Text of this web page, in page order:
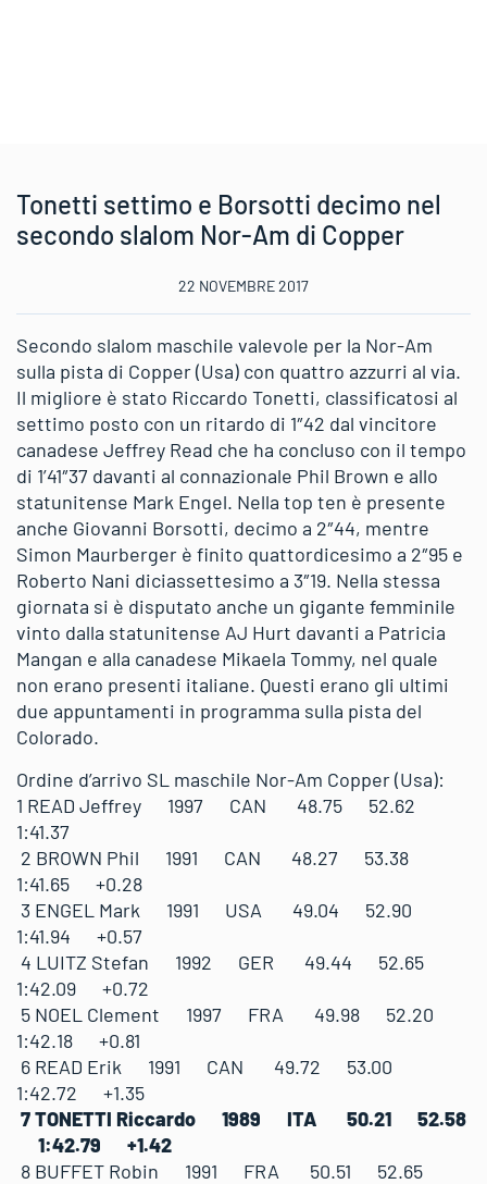
Tonetti settimo e Borsotti decimo nel
secondo slalom Nor-Am di Copper
22 NOVEMBRE 2017
Secondo slalom maschile valevole per la Nor-Am
sulla pista di Copper (Usa) con quattro azzurri al via.
Il migliore è stato Riccardo Tonetti, classificatosi al
settimo posto con un ritardo di 1″42 dal vincitore
canadese Jeffrey Read che ha concluso con il tempo
di 1’41″37 davanti al connazionale Phil Brown e allo
statunitense Mark Engel. Nella top ten è presente
anche Giovanni Borsotti, decimo a 2″44, mentre
Simon Maurberger è finito quattordicesimo a 2″95 e
Roberto Nani diciassettesimo a 3″19. Nella stessa
giornata si è disputato anche un gigante femminile
vinto dalla statunitense AJ Hurt davanti a Patricia
Mangan e alla canadese Mikaela Tommy, nel quale
non erano presenti italiane. Questi erano gli ultimi
due appuntamenti in programma sulla pista del
Colorado.
Ordine d’arrivo SL maschile Nor-Am Copper (Usa):
1 READ Jeffrey 1997 CAN 48.75 52.62
1:41.37
2 BROWN Phil 1991 CAN 48.27 53.38
1:41.65 +0.28
3 ENGEL Mark 1991 USA 49.04 52.90
1:41.94 +0.57
4 LUITZ Stefan 1992 GER 49.44 52.65
1:42.09 +0.72
5 NOEL Clement 1997 FRA 49.98 52.20
1:42.18 +0.81
6 READ Erik 1991 CAN 49.72 53.00
1:42.72 +1.35
7 TONETTI Riccardo 1989 ITA 50.21 52.58
1:42.79 +1.42
8 BUFFET Robin 1991 FRA 50.51 52.65